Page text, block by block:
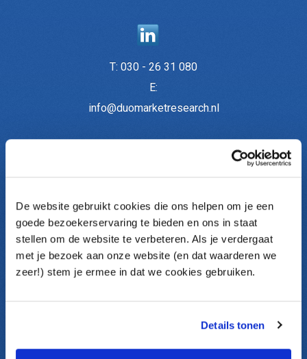
De website gebruikt cookies die ons helpen om je een
goede bezoekerservaring te bieden en ons in staat
stellen om de website te verbeteren. Als je verdergaat
met je bezoek aan onze website (en dat waarderen we
zeer!) stem je ermee in dat we cookies gebruiken.
Details tonen
T: 030 - 26 31 080
E:
info@duomarketresearch.nl
Medewerkersonderzoek
Medewerkerstevredenheid (MTO)
Themaonderzoek
Communicatieonderzoek